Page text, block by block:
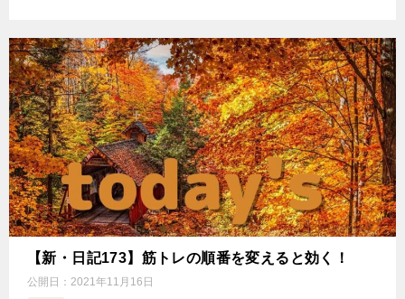
【新・日記173】筋トレの順番を変えると効く！
公開日： 2021年11月16日